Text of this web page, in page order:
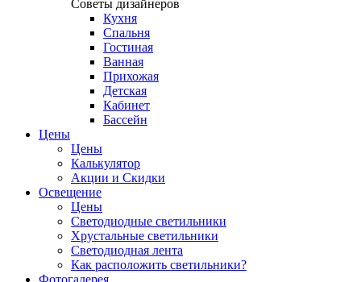
Советы дизайнеров
Кухня
Спальня
Гостиная
Ванная
Прихожая
Детская
Кабинет
Бассейн
Цены
Цены
Калькулятор
Акции и Скидки
Освещение
Цены
Светодиодные светильники
Хрустальные светильники
Светодиодная лента
Как расположить светильники?